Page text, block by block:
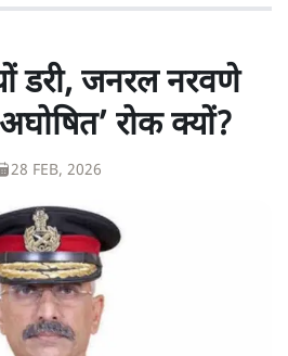
डरी, जनरल नरवणे
रोक क्यों?
28 FEB, 2026